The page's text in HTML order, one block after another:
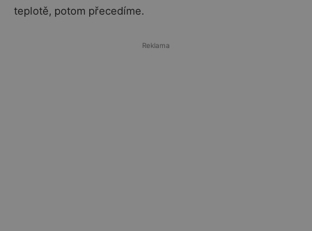
teplotě, potom přecedíme.
Reklama